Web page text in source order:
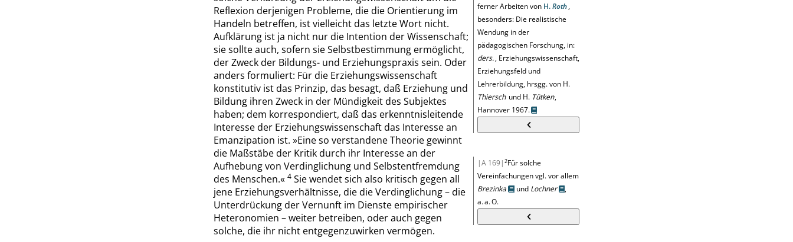
ferner Arbeiten von H.Roth,
besonders: Die realistische
Wendung in der
pädagogischen Forschung, in:
ders., Erziehungswissenschaft,
Erziehungsfeld und
Lehrerbildung, hrsgg. von H.
Thiersch und H. Tütken,
Hannover 1967.
|A 169| 2Für solche
Vereinfachungen vgl. vor allem
Brezinka
und Lochner
,
a. a. O.
Reflexion derjenigen Probleme, die die Orientierung im
Handeln betreffen, ist vielleicht das letzte Wort nicht.
Aufklärung ist ja nicht nur die Intention der Wissenschaft;
sie sollte auch, sofern sie Selbstbestimmung ermöglicht,
der Zweckder Bildungs- und Erziehungspraxis sein. Oder
anders formuliert: Für die Erziehungswissenschaft
konstitutiv ist das Prinzip, das besagt, daß Erziehung und
Bildung ihren Zweck in der Mündigkeit des Subjektes
haben; dem korrespondiert, daß das erkenntnisleitende
Interesse der Erziehungswissenschaft das Interesse an
Emanzipation ist. »Eine so verstandene Theorie gewinnt
die Maßstäbe der Kritik durch ihr Interesse an der
Aufhebung von Verdinglichung und Selbstentfremdung
des Menschen.« 4 Sie wendet sich also kritisch gegen all
jene Erziehungsverhältnisse, die die Verdinglichung – die
Unterdrückung der Vernunft im Dienste empirischer
Heteronomien – weiter betreiben, oder auch gegen
solche, die ihr nicht entgegenzuwirken vermögen.